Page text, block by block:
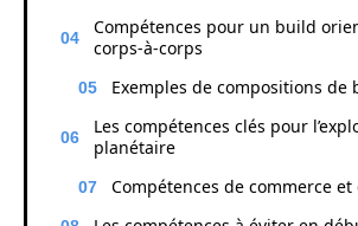
Compétences pour un build
corps-à-corps
Exemples de compositions de
Les compétences clés pour
planétaire
Compétences de commerce